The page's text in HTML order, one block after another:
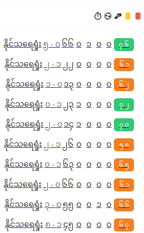
နိုင်သရေရှုံး ၅ - ၀ ၆၆ ၀ ၁ ၀ ၀ ၇.၆
နိုင်သရေရှုံး ၂ - ၁ ၂၂ ၀ ၀ ၀ ၀ ၆.၁
နိုင်သရေရှုံး ၁ - ၀ ၁၃ ၀ ၀ ၀ ၀ ၆.၂
နိုင်သရေရှုံး ၀- ၁ ၂၃ ၁ ၀ ၀ ၀ ၇.၂
နိုင်သရေရှုံး ၂ - ၀ ၁၄ ၁ ၀ ၀ ၀ ၇.၀
နိုင်သရေရှုံး ၂ - ၁ ၂၆ ၀ ၀ ၀ ၀ ၅.၈
နိုင်သရေရှုံး ၀- ၁ ၆၃ ၀ ၀ ၀ ၀ ၆.၅
နိုင်သရေရှုံး ၂ - ၀ ၆၆ ၀ ၀ ၀ ၀ ၆.၁
နိုင်သရေရှုံး ၃ - ၀ ၅၅ ၀ ၀ ၁ ၀ ၆.၆
နိုင်သရေရှုံး ၈- ၁ ၄၅ ၀ ၀ ၀ ၀ ၆.၇